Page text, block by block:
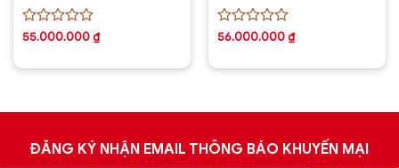
Được
55.000.000₫
Được
56.000.000₫
ĐĂNG KÝ NHẬN EMAIL THÔNG BÁO KHUYẾN MẠI